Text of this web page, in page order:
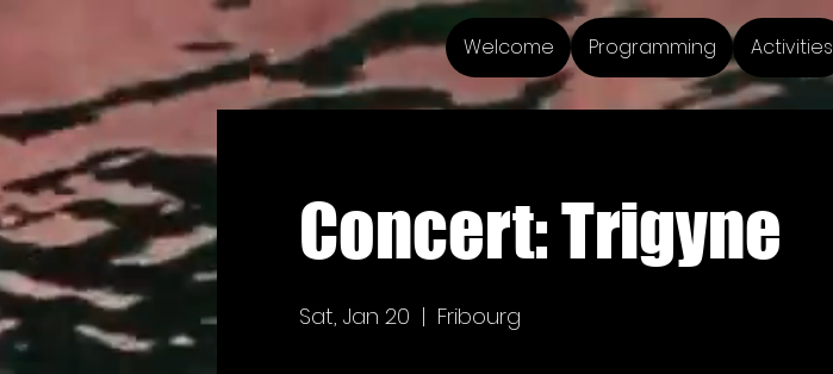
Welcome Programming Activities
Concert: Trigyne
Sat, Jan 20
  |
Fribourg